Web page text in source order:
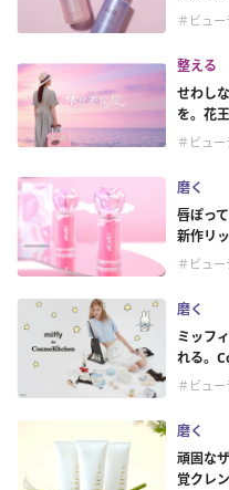
＃ビュー
整える
せわし
を。花
＃ビュー
磨く
唇ぽっ
新作リ
＃ビュー
磨く
ミッフ
れる。
＃ビュー
磨く
頑固な
覚クレ